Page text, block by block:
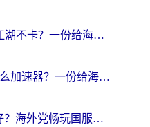
国外如何玩新笑傲江湖不卡？一份给海外游子的终极网络指南
在南非玩刀塔2用什么加速器？一份给海外游子的终极生存指南
Dive用什么加速器好？海外党畅玩国服游戏的终极避坑指南